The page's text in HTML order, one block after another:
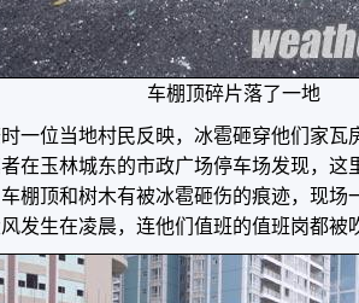
车棚顶碎片落了一地
一位当地村民反映，冰雹砸穿他们家瓦
在玉林城东的市政广场停车场发现，这
棚顶和树木有被冰雹砸伤的痕迹，现场
发生在凌晨，连他们值班的值班岗都被